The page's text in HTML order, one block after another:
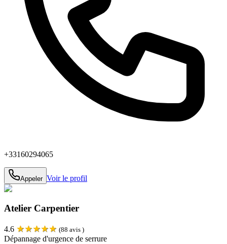
+33160294065
Appeler Voir le profil
Atelier Carpentier
4.6 ★★★★★ (88 avis )
Dépannage d'urgence de serrure